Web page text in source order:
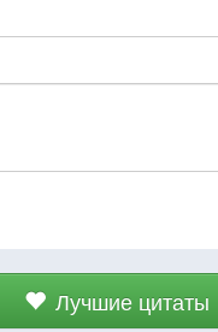
Лучшие цитаты